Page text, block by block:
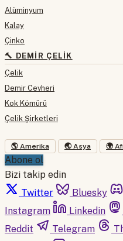
Alüminyum
Kalay
Çinko
🔨 DEMIR ÇELIK
Çelik
Demir Cevheri
Kok Kömürü
Çelik Şirketleri
🌎 Amerika 🌏 Asya 🌍
Abone ol
Bizi takip edin
Twitter
Bluesky
Instagram
Linkedin
Reddit
Telegram